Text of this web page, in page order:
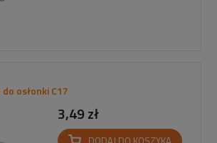
osłonki C17
3,49 zł